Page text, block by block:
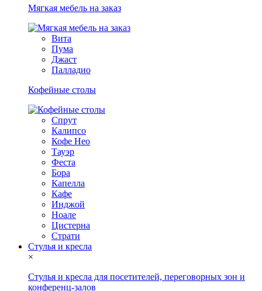
Мягкая мебель на заказ
Вита
Пума
Джаст
Палладио
Кофейные столы
Спрут
Калипсо
Кофе Нео
Тауэр
Феста
Бора
Капелла
Кафе
Инджой
Ноале
Цистерна
Страти
Стулья и кресла
×
Стулья и кресла для посетителей, переговорных зон и
конференц-залов